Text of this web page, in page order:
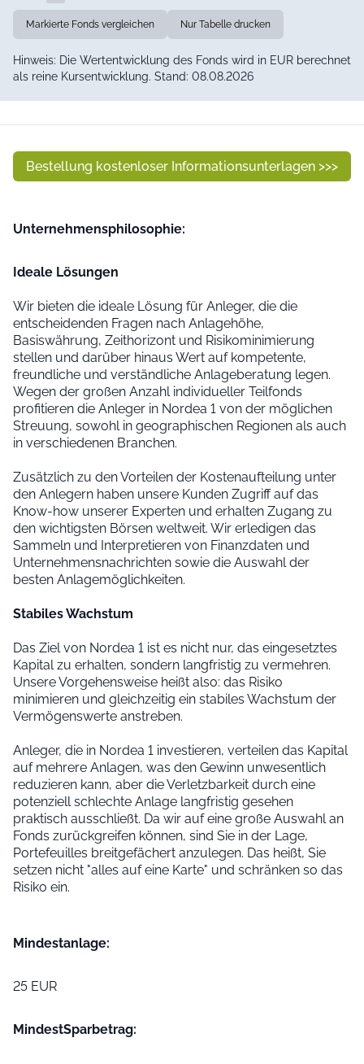
Markierte Fonds vergleichen Nur Tabelle drucken
Hinweis: Die Wertentwicklung des Fonds wird in EUR berechnet
als reine Kursentwicklung. Stand: 08.08.2026
Bestellung kostenloser Informationsunterlagen >>>
Unter­nehmens­philo­sophie:
Ideale Lösungen
Wir bieten die ideale Lösung für Anleger, die die
entscheidenden Fragen nach Anlagehöhe,
Basiswährung, Zeithorizont und Risikominimierung
stellen und darüber hinaus Wert auf kompetente,
freundliche und verständliche Anlageberatung legen.
Wegen der großen Anzahl individueller Teilfonds
profitieren die Anleger in Nordea 1 von der möglichen
Streuung, sowohl in geographischen Regionen als auch
in verschiedenen Branchen.
Zusätzlich zu den Vorteilen der Kostenaufteilung unter
den Anlegern haben unsere Kunden Zugriff auf das
Know-how unserer Experten und erhalten Zugang zu
den wichtigsten Börsen weltweit. Wir erledigen das
Sammeln und Interpretieren von Finanzdaten und
Unternehmensnachrichten sowie die Auswahl der
besten Anlagemöglichkeiten.
Stabiles Wachstum
Das Ziel von Nordea 1 ist es nicht nur, das eingesetztes
Kapital zu erhalten, sondern langfristig zu vermehren.
Unsere Vorgehensweise heißt also: das Risiko
minimieren und gleichzeitig ein stabiles Wachstum der
Vermögenswerte anstreben.
Anleger, die in Nordea 1 investieren, verteilen das Kapital
auf mehrere Anlagen, was den Gewinn unwesentlich
reduzieren kann, aber die Verletzbarkeit durch eine
potenziell schlechte Anlage langfristig gesehen
praktisch ausschließt. Da wir auf eine große Auswahl an
Fonds zurückgreifen können, sind Sie in der Lage,
Portefeuilles breitgefächert anzulegen. Das heißt, Sie
setzen nicht "alles auf eine Karte" und schränken so das
Risiko ein.
Mindest­anlage:
25 EUR
Mindest­Sparbetrag: